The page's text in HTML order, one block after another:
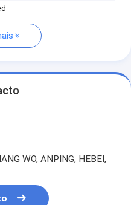
WO, ANPING, HEBEI,